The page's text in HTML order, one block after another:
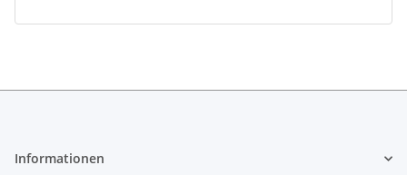
Informationen